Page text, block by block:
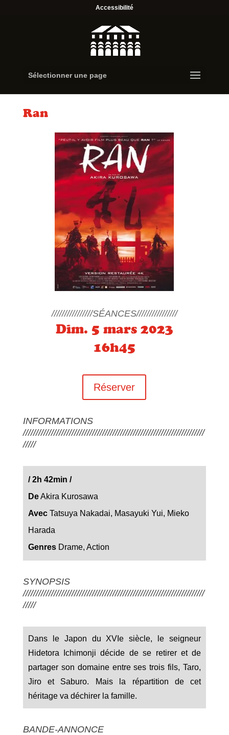
Accessibilité
Sélectionner une page
Ran
////////////////SÉANCES////////////////
Dim. 5 mars 2023
16h45
Réserver
INFORMATIONS
///////////////////////////////////////////////////////////////////////
/////
/2h 42min /
DeAkira Kurosawa
AvecTatsuya Nakadai, Masayuki Yui, Mieko
Harada
Genres Drame, Action
SYNOPSIS
///////////////////////////////////////////////////////////////////////
/////
Dans le Japon du XVIe siècle, le seigneur
Hidetora Ichimonji décide de se retirer et de
partager son domaine entre ses trois fils, Taro,
Jiro et Saburo. Mais la répartition de cet
héritage va déchirer la famille.
BANDE-ANNONCE